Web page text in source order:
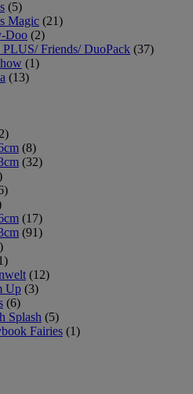
(5)
Magic (21)
Doo (2)
Friends/ DuoPack (37)
(1)
(13)
(8)
(32)
(17)
(91)
(12)
Up (3)
(6)
Splash (5)
Fairies (1)